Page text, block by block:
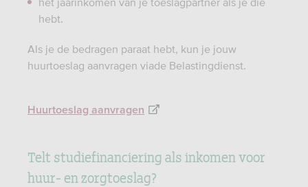
hebt.
Als je de bedragen paraat hebt, kun je jouw
huurtoeslag aanvragen viade Belastingdienst.
Huurtoeslag aanvragen
Telt studiefinanciering als inkomen voor
huur- en zorgtoeslag?